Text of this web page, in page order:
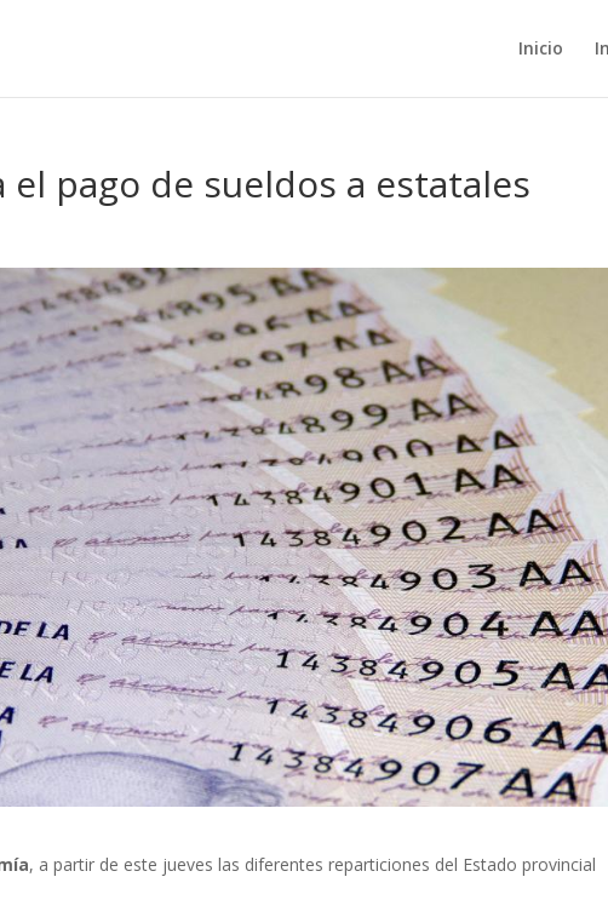
Inicio
el pago de sueldos a estatales
, a partir de este jueves las diferentes reparticiones del Estado provincial